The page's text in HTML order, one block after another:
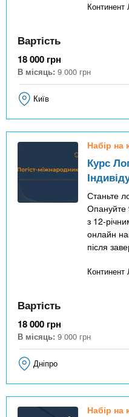
Континент
Вартість
18 000 грн
В місяць: 9 000 грн
Київ
Набір на
Курс
Станьте
Опануйте
з 12-
онлайн
після
Континент
Вартість
18 000 грн
В місяць: 9 000 грн
Дніпро
Набір на